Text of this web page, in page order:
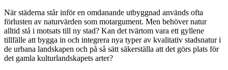
När städerna står inför en omdanande utbyggnad används ofta
förlusten av naturvärden som motargument. Men behöver natur
alltid stå i motsats till ny stad? Kan det tvärtom vara ett gyllene
tillfälle att bygga in och integrera nya typer av kvalitativ stadsnatur i
de urbana landskapen och på så sätt säkerställa att det görs plats för
det gamla kulturlandskapets arter?